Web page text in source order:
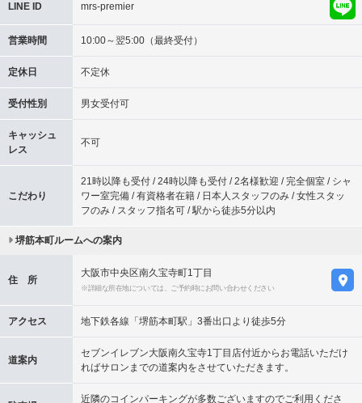
LINE ID mrs-premier
営業時間 10:00～翌5:00（最終受付）
定休日 不定休
受付性別 男女受付可
キャッシュ
レス
不可
こだわり
21時以降も受付 / 24時以降も受付 / 2名様歓迎 / 完全個室 / シャ
ワー室完備 / 有資格者在籍 / 日本人スタッフのみ / 女性スタッ
フのみ / スタッフ指名可 / 駅から徒歩5分以内
堺筋本町ルームへの案内
住 所
大阪市中央区南久宝寺町1丁目
※詳細な所在地については、ご予約時にお問い合わせください
アクセス 地下鉄各線「堺筋本町駅」3番出口より徒歩5分
道案内
セブンイレブン大阪南久宝寺1丁目店付近からお電話いただけ
ればサロンまでの道案内をさせていただきます。
近隣のコインパーキングが多数ございますのでご利用くださ